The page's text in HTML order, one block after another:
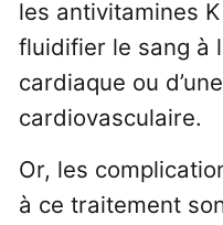
les antivitamines
fluidifier le sang à
cardiaque ou
cardiovasculaire.
Or, les
à ce traitement